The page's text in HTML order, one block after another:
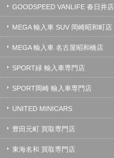
GOODSPEED VANLIFE 春日井店
MEGA 輸入車 SUV 岡崎昭和町店
MEGA 輸入車 名古屋昭和橋店
SPORT緑 輸入車専門店
SPORT岡崎 輸入車専門店
UNITED MINICARS
豊田元町 買取専門店
東海名和 買取専門店